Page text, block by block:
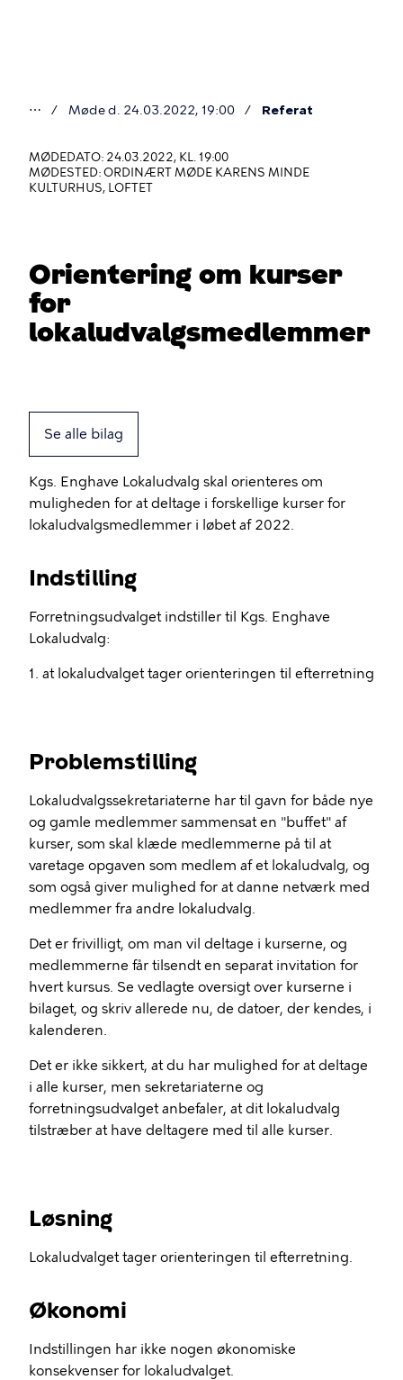
er
her
⋯ Møde d. 24.03.2022, 19:00 Referat
MØDEDATO: 24.03.2022, KL. 19:00
MØDESTED: ORDINÆRT MØDE KARENS MINDE
KULTURHUS, LOFTET
Orientering om kurser
for
lokaludvalgsmedlemmer
Se alle bilag
Kgs. Enghave Lokaludvalg skal orienteres om
muligheden for at deltage i forskellige kurser for
lokaludvalgsmedlemmer i løbet af 2022.
Indstilling
Forretningsudvalget indstiller til Kgs. Enghave
Lokaludvalg:
1. at lokaludvalget tager orienteringen til efterretning
Problemstilling
Lokaludvalgssekretariaterne har til gavn for både nye
og gamle medlemmer sammensat en "buffet" af
kurser, som skal klæde medlemmerne på til at
varetage opgaven som medlem af et lokaludvalg, og
som også giver mulighed for at danne netværk med
medlemmer fra andre lokaludvalg.
Det er frivilligt, om man vil deltage i kurserne, og
medlemmerne får tilsendt en separat invitation for
hvert kursus. Se vedlagte oversigt over kurserne i
bilaget, og skriv allerede nu, de datoer, der kendes, i
kalenderen.
Det er ikke sikkert, at du har mulighed for at deltage
i alle kurser, men sekretariaterne og
forretningsudvalget anbefaler, at dit lokaludvalg
tilstræber at have deltagere med til alle kurser.
Løsning
Lokaludvalget tager orienteringen til efterretning.
Økonomi
Indstillingen har ikke nogen økonomiske
konsekvenser for lokaludvalget.